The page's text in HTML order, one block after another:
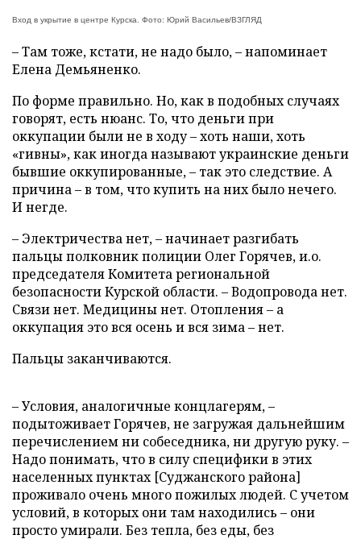
Вход в укрытие в центре Курска. Фото: Юрий Васильев/ВЗГЛЯД
– Там тоже, кстати, не надо было, – напоминает
Елена Демьяненко.
По форме правильно. Но, как в подобных случаях
говорят, есть нюанс. То, что деньги при
оккупации были не в ходу – хоть наши, хоть
«гивны», как иногда называют украинские деньги
бывшие оккупированные, – так это следствие. А
причина – в том, что купить на них было нечего.
И негде.
– Электричества нет, – начинает разгибать
пальцы полковник полиции Олег Горячев, и.о.
председателя Комитета региональной
безопасности Курской области. – Водопровода нет.
Связи нет. Медицины нет. Отопления – а
оккупация это вся осень и вся зима – нет.
Пальцы заканчиваются.
– Условия, аналогичные концлагерям, –
подытоживает Горячев, не загружая дальнейшим
перечислением ни собеседника, ни другую руку. –
Надо понимать, что в силу специфики в этих
населенных пунктах [Суджанского района]
проживало очень много пожилых людей. С учетом
условий, в которых они там находились – они
просто умирали. Без тепла, без еды, без